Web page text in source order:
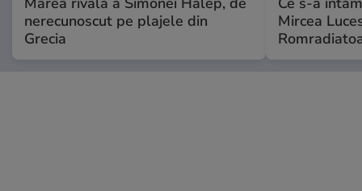
nerecunoscut pe plajele din
Grecia
Mircea